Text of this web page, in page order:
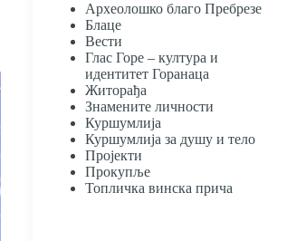
Археолошко благо Пребрезе
Блаце
Вести
Глас Горе – култура и
идентитет Горанаца
Житорађа
Знамените личности
Куршумлија
Куршумлија за душу и тело
Пројекти
Прокупље
Топличка винска прича